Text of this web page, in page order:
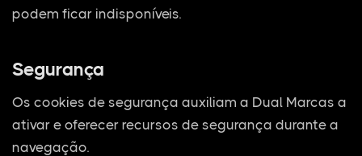
podem ficar indisponíveis.
Segurança
Os cookies de segurança auxiliam a Dual Marcas a
ativar e oferecer recursos de segurança durante a
navegação.